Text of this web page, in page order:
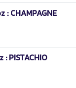
CHAMPAGNE
PISTACHIO